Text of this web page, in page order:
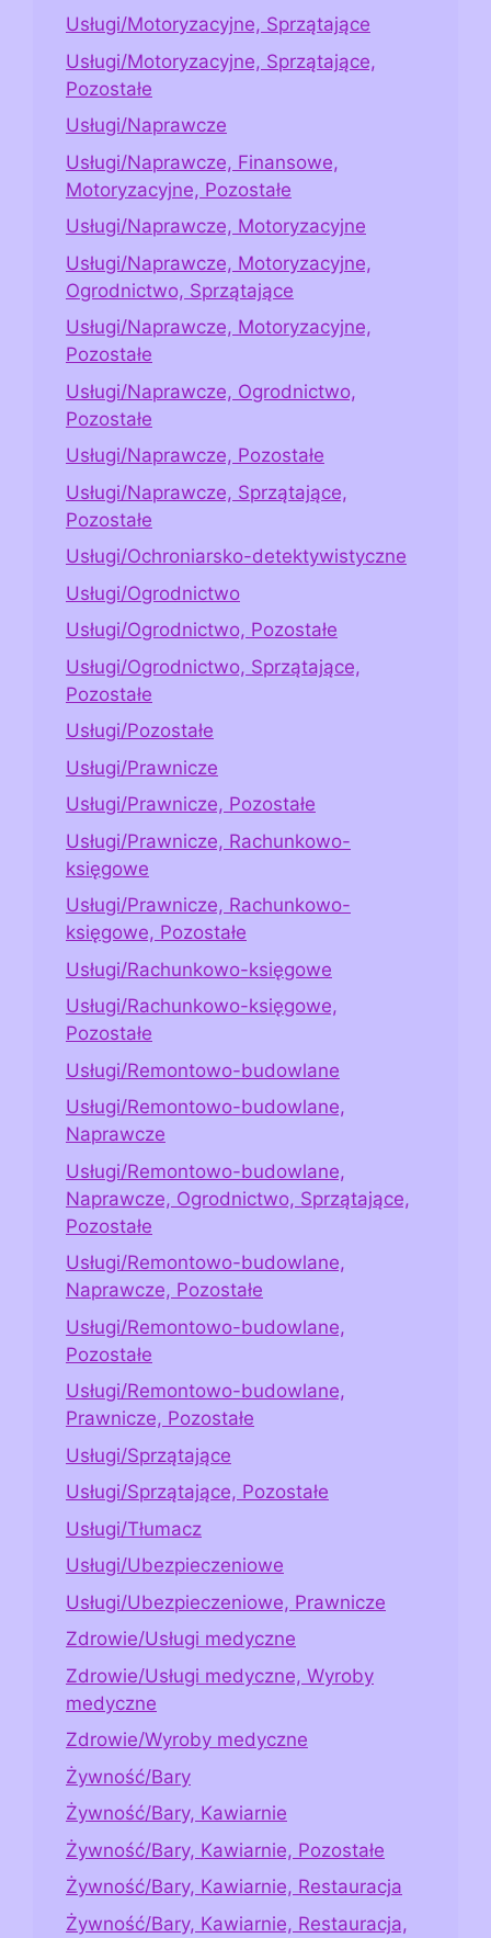
Usługi/Motoryzacyjne, Sprzątające
Usługi/Motoryzacyjne, Sprzątające,
Pozostałe
Usługi/Naprawcze
Usługi/Naprawcze, Finansowe,
Motoryzacyjne, Pozostałe
Usługi/Naprawcze, Motoryzacyjne
Usługi/Naprawcze, Motoryzacyjne,
Ogrodnictwo, Sprzątające
Usługi/Naprawcze, Motoryzacyjne,
Pozostałe
Usługi/Naprawcze, Ogrodnictwo,
Pozostałe
Usługi/Naprawcze, Pozostałe
Usługi/Naprawcze, Sprzątające,
Pozostałe
Usługi/Ochroniarsko-detektywistyczne
Usługi/Ogrodnictwo
Usługi/Ogrodnictwo, Pozostałe
Usługi/Ogrodnictwo, Sprzątające,
Pozostałe
Usługi/Pozostałe
Usługi/Prawnicze
Usługi/Prawnicze, Pozostałe
Usługi/Prawnicze, Rachunkowo-
księgowe
Usługi/Prawnicze, Rachunkowo-
księgowe, Pozostałe
Usługi/Rachunkowo-księgowe
Usługi/Rachunkowo-księgowe,
Pozostałe
Usługi/Remontowo-budowlane
Usługi/Remontowo-budowlane,
Naprawcze
Usługi/Remontowo-budowlane,
Naprawcze, Ogrodnictwo, Sprzątające,
Pozostałe
Usługi/Remontowo-budowlane,
Naprawcze, Pozostałe
Usługi/Remontowo-budowlane,
Pozostałe
Usługi/Remontowo-budowlane,
Prawnicze, Pozostałe
Usługi/Sprzątające
Usługi/Sprzątające, Pozostałe
Usługi/Tłumacz
Usługi/Ubezpieczeniowe
Usługi/Ubezpieczeniowe, Prawnicze
Zdrowie/Usługi medyczne
Zdrowie/Usługi medyczne, Wyroby
medyczne
Zdrowie/Wyroby medyczne
Żywność/Bary
Żywność/Bary, Kawiarnie
Żywność/Bary, Kawiarnie, Pozostałe
Żywność/Bary, Kawiarnie, Restauracja
Żywność/Bary, Kawiarnie, Restauracja,